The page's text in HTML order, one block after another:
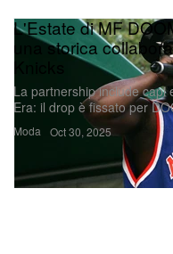
Moda
L'Estate di MF
una storica
La partnership include capi
Era: il drop è fissato per
Oct 30, 2025